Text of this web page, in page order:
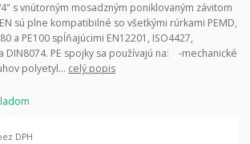
s vnútorným mosadzným poniklovaným závitom
sú plne kompatibilné so všetkými rúrkami PEMD,
a PE100 spĺňajúcimi EN12201, ISO4427,
DIN8074. PE spojky sa používajú na: -mechanické
polyetyl... celý popis
DPH